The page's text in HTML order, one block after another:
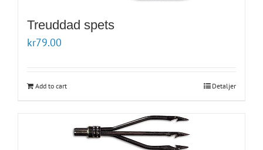
Treuddad spets
kr79.00
Add to cart Detaljer